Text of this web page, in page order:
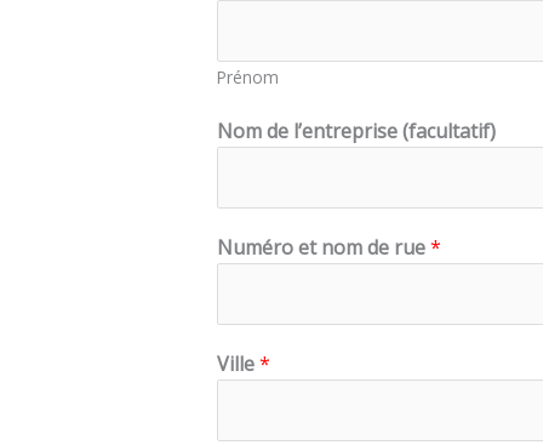
Prénom
Nom de l’entreprise (facultatif)
Numéro et nom de rue*
Ville*